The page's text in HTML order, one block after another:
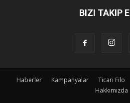
BIZI TAKIP
Haberler Kampanyalar Ticari Filo
Hakkımızda